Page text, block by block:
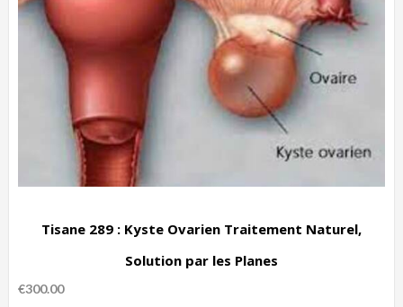
Tisane 289 : Kyste Ovarien Traitement Naturel,
Solution par les Planes
€300.00